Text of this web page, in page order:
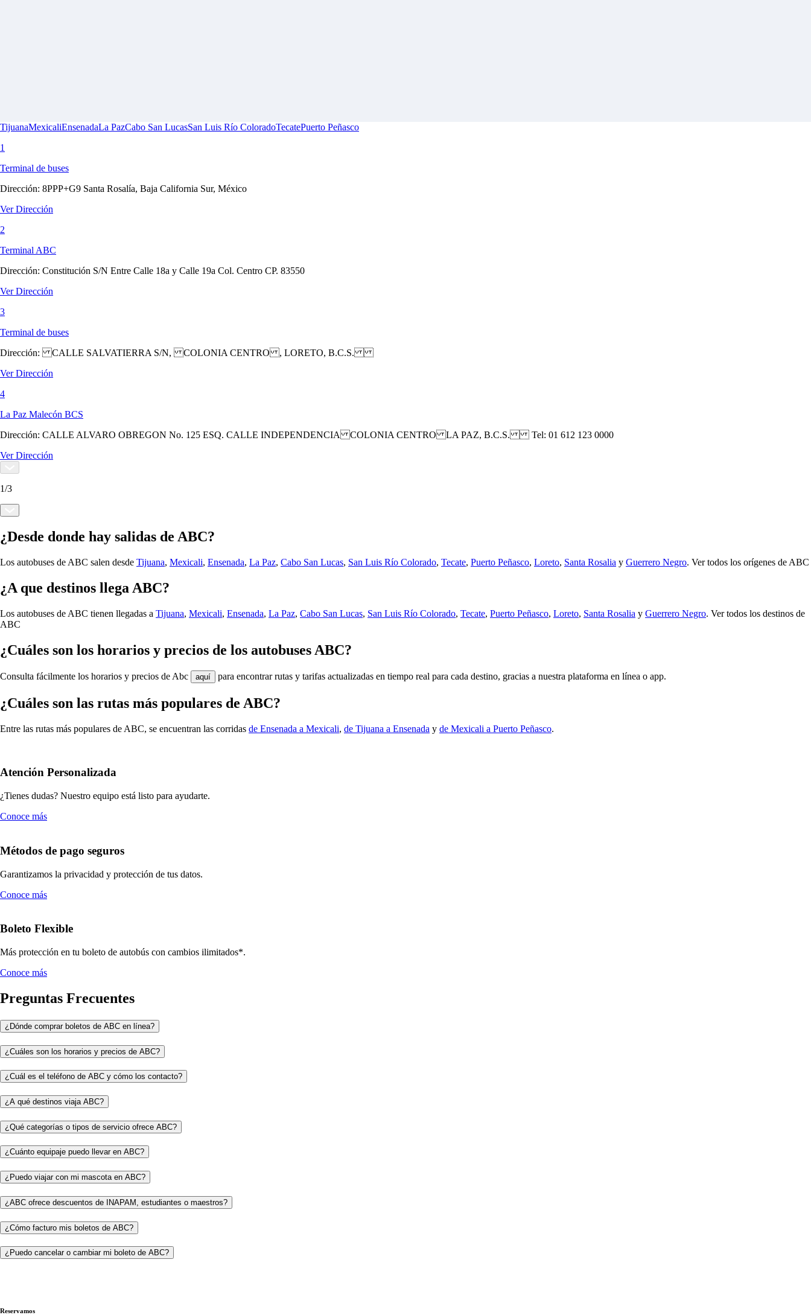
TijuanaMexicaliEnsenadaLa PazCabo San LucasSan Luis Río ColoradoTecatePuerto Peñasco
1
Terminal de buses
Dirección: 8PPP+G9 Santa Rosalía, Baja California Sur, México
Ver Dirección
2
Terminal ABC
Dirección: Constitución S/N Entre Calle 18a y Calle 19a Col. Centro CP. 83550
Ver Dirección
3
Terminal de buses
Dirección: CALLE SALVATIERRA S/N, COLONIA CENTRO , LORETO, B.C.S.
Ver Dirección
4
La Paz Malecón BCS
Dirección: CALLE ALVARO OBREGON No. 125 ESQ. CALLE INDEPENDENCIA COLONIA CENTRO LA PAZ, B.C.S. Tel: 01 612 123 0000
Ver Dirección
1/3
¿Desde donde hay salidas de ABC?
Los autobuses de ABC salen desde Tijuana, Mexicali, Ensenada, La Paz, Cabo San Lucas, San Luis Río Colorado, Tecate, Puerto Peñasco, Loreto, Santa Rosalia y Guerrero Negro. Ver todos los orígenes de ABC
¿A que destinos llega ABC?
Los autobuses de ABC tienen llegadas a Tijuana, Mexicali, Ensenada, La Paz, Cabo San Lucas, San Luis Río Colorado, Tecate, Puerto Peñasco, Loreto, Santa Rosalia y Guerrero Negro. Ver todos los destinos de
ABC
¿Cuáles son los horarios y precios de los autobuses ABC?
Consulta fácilmente los horarios y precios de Abc aquí para encontrar rutas y tarifas actualizadas en tiempo real para cada destino, gracias a nuestra plataforma en línea o app.
¿Cuáles son las rutas más populares de ABC?
Entre las rutas más populares de ABC, se encuentran las corridas de Ensenada a Mexicali, de Tijuana a Ensenada y de Mexicali a Puerto Peñasco.
Atención Personalizada
¿Tienes dudas? Nuestro equipo está listo para ayudarte.
Conoce más
Métodos de pago seguros
Garantizamos la privacidad y protección de tus datos.
Conoce más
Boleto Flexible
Más protección en tu boleto de autobús con cambios ilimitados*.
Conoce más
Preguntas Frecuentes
¿Dónde comprar boletos de ABC en línea?
¿Cuáles son los horarios y precios de ABC?
¿Cuál es el teléfono de ABC y cómo los contacto?
¿A qué destinos viaja ABC?
¿Qué categorías o tipos de servicio ofrece ABC?
¿Cuánto equipaje puedo llevar en ABC?
¿Puedo viajar con mi mascota en ABC?
¿ABC ofrece descuentos de INAPAM, estudiantes o maestros?
¿Cómo facturo mis boletos de ABC?
¿Puedo cancelar o cambiar mi boleto de ABC?
Reservamos